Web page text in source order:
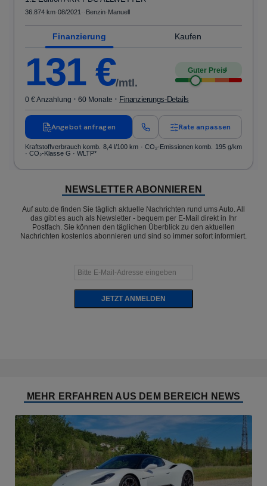
36.874 km 08/2021 Benzin Manuell
Finanzierung Kaufen
131€/mtl.
Guter Preis4
0 € Anzahlung · 60 Monate · Finanzierungs-Details
Angebot anfragen Rate anpassen
Kraftstoffverbrauch komb. 8,4 l/100 km · CO₂-Emissionen komb. 195 g/km
· CO₂-Klasse G · WLTP*
NEWSLETTER ABONNIEREN
Auf auto.de finden Sie täglich aktuelle Nachrichten rund ums Auto. All
das gibt es auch als Newsletter - bequem per E-Mail direkt in Ihr
Postfach. Sie können den täglichen Überblick zu den aktuellen
Nachrichten kostenlos abonnieren und sind so immer sofort informiert.
JETZT ANMELDEN
MEHR ERFAHREN AUS DEM BEREICH NEWS